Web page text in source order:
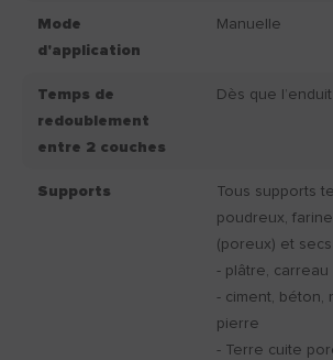
Mode
d'application
Manuelle
Temps de
redoublement
entre 2 couches
Dès que
Supports
Tous supports
poudreux,
(poreux) et secs
- plâtre, carreau
- ciment, béton,
pierre
- Terre cuite